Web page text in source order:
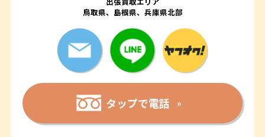
鳥取県、島根県、兵庫県北部
タップで電話